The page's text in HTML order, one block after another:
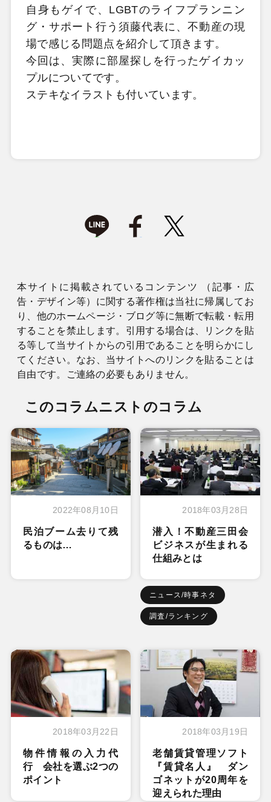
自身もゲイで、LGBTのライフプランニン
グ・サポート行う須藤代表に、不動産の現
場で感じる問題点を紹介して頂きます。
今回は、実際に部屋探しを行ったゲイカッ
プルについてです。
ステキなイラストも付いています。
本サイトに掲載されているコンテンツ （記事・広
告・デザイン等）に関する著作権は当社に帰属してお
り、他のホームページ・ブログ等に無断で転載・転用
することを禁止します。引用する場合は、リンクを貼
る等して当サイトからの引用であることを明らかにし
てください。なお、当サイトへのリンクを貼ることは
自由です。ご連絡の必要もありません。
このコラムニストのコラム
2022年08月10日
民泊ブーム去りて残
るものは…
2018年03月28日
潜入！不動産三田会
ビジネスが生まれる
仕組みとは
ニュース/時事ネタ
調査/ランキング
2018年03月22日
物件情報の入力代
行 会社を選ぶ2つの
ポイント
2018年03月19日
老舗賃貸管理ソフト
『賃貸名人』 ダン
ゴネットが20周年を
迎えられた理由